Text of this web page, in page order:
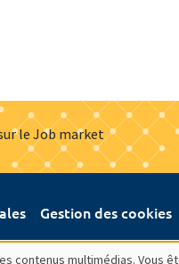
le Job market
Gestion des cookies
multimédias. Vous